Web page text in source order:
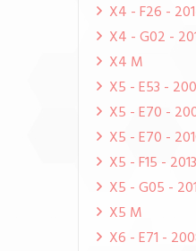
X4 - F26 -
X4 - G02 -
X4 M
X5 - E53 -
X5 - E70 -
X5 - E70 -
X5 - F15 -
X5 - G05 -
X5 M
X6 - E71 -